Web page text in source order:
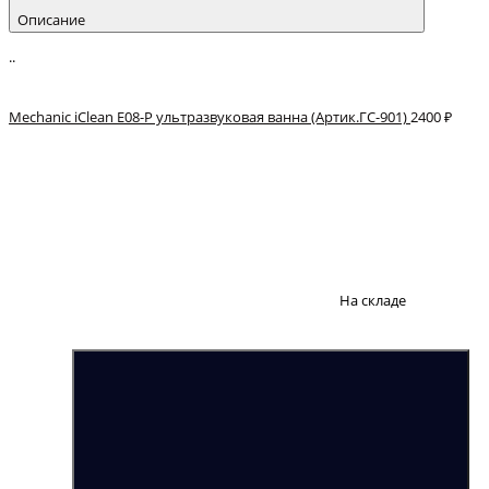
Описание
..
Mechanic iClean E08-P ультразвуковая ванна (Артик.ГС-901)2400 ₽
На складе